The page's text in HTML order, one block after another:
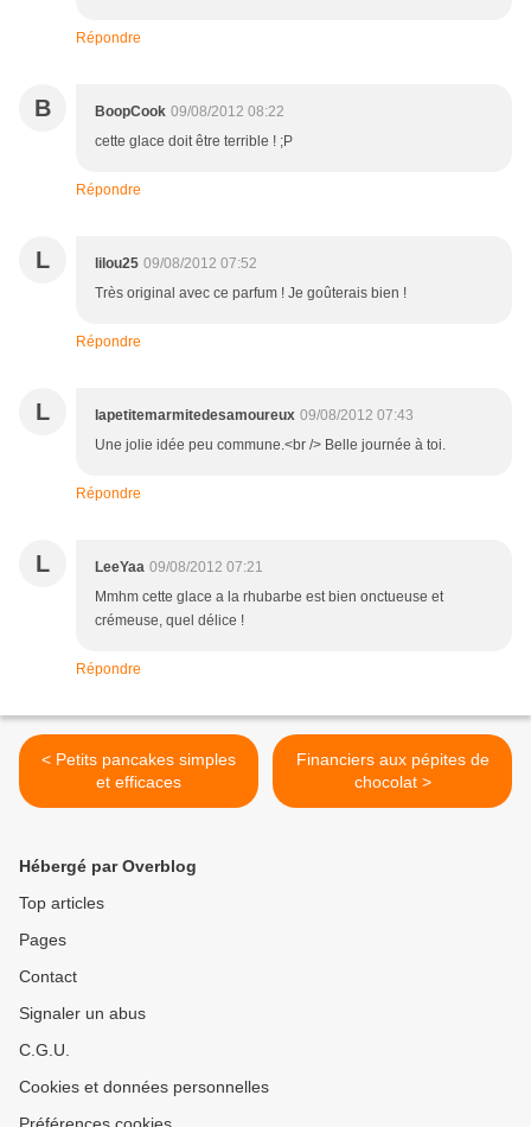
Répondre
B BoopCook 09/08/2012 08:22
cette glace doit être terrible ! ;P
Répondre
L lilou25 09/08/2012 07:52
Très original avec ce parfum ! Je goûterais bien !
Répondre
L lapetitemarmitedesamoureux 09/08/2012 07:43
Une jolie idée peu commune.<br /> Belle journée à toi.
Répondre
L LeeYaa 09/08/2012 07:21
Mmhm cette glace a la rhubarbe est bien onctueuse et
crémeuse, quel délice !
Répondre
< Petits pancakes simples
et efficaces
Financiers aux pépites de
chocolat >
Hébergé par Overblog
Top articles
Pages
Contact
Signaler un abus
C.G.U.
Cookies et données personnelles